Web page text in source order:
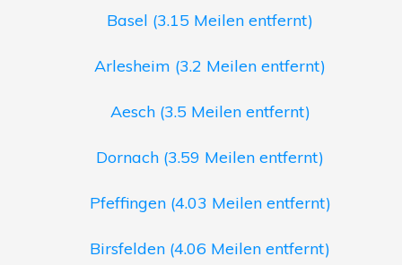
Basel (3.15 Meilen entfernt)
Arlesheim (3.2 Meilen entfernt)
Aesch (3.5 Meilen entfernt)
Dornach (3.59 Meilen entfernt)
Pfeffingen (4.03 Meilen entfernt)
Birsfelden (4.06 Meilen entfernt)